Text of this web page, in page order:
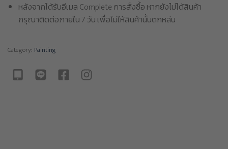
หลังจากได้รับอีเมล Complete การสั่งซื้อ หากยังไม่ได้สินค้า
กรุณาติดต่อภายใน 7 วัน เพื่อไม่ให้สินค้านั้นตกหล่น
Category: Painting